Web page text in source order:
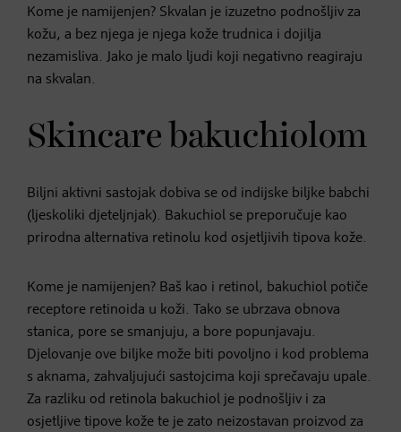
Kome je namijenjen? Skvalan je izuzetno podnošljiv za
kožu, a bez njega je njega kože trudnica i dojilja
nezamisliva. Jako je malo ljudi koji negativno reagiraju
na skvalan.
Skincare bakuchiolom
Biljni aktivni sastojak dobiva se od indijske biljke babchi
(ljeskoliki djeteljnjak). Bakuchiol se preporučuje kao
prirodna alternativa retinolu kod osjetljivih tipova kože.
Kome je namijenjen? Baš kao i retinol, bakuchiol potiče
receptore retinoida u koži. Tako se ubrzava obnova
stanica, pore se smanjuju, a bore popunjavaju.
Djelovanje ove biljke može biti povoljno i kod problema
s aknama, zahvaljujući sastojcima koji sprečavaju upale.
Za razliku od retinola bakuchiol je podnošljiv i za
osjetljive tipove kože te je zato neizostavan proizvod za